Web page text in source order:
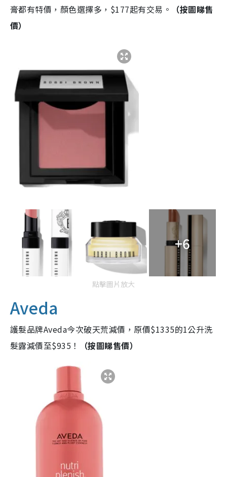
膏都有特價，顏色選擇多，$177起有交易。
（按圖睇售
價）
+6
點擊圖片放大
Aveda
護髮品牌Aveda今次破天荒減價，原價$1335的1公升洗
髮露減價至$935！
（按圖睇售價）